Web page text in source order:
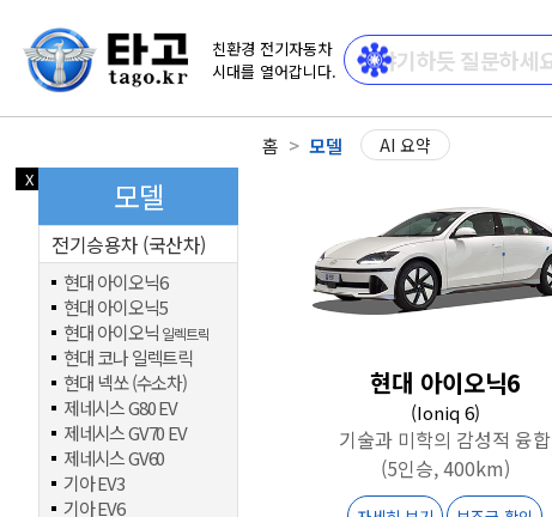
친환경 전기자동차
시대를 열어갑니다.
홈 모델 AI 요약
X 모델
전기승용차 (국산차)
현대 아이오닉6
현대 아이오닉5
현대 아이오닉 일렉트릭
현대 코나 일렉트릭
현대 넥쏘 (수소차)
제네시스 G80 EV
제네시스 GV70 EV
제네시스 GV60
기아 EV3
기아 EV6
현대 아이오닉6
(Ioniq 6)
기술과 미학의 감성적 융합
(5인승, 400km)